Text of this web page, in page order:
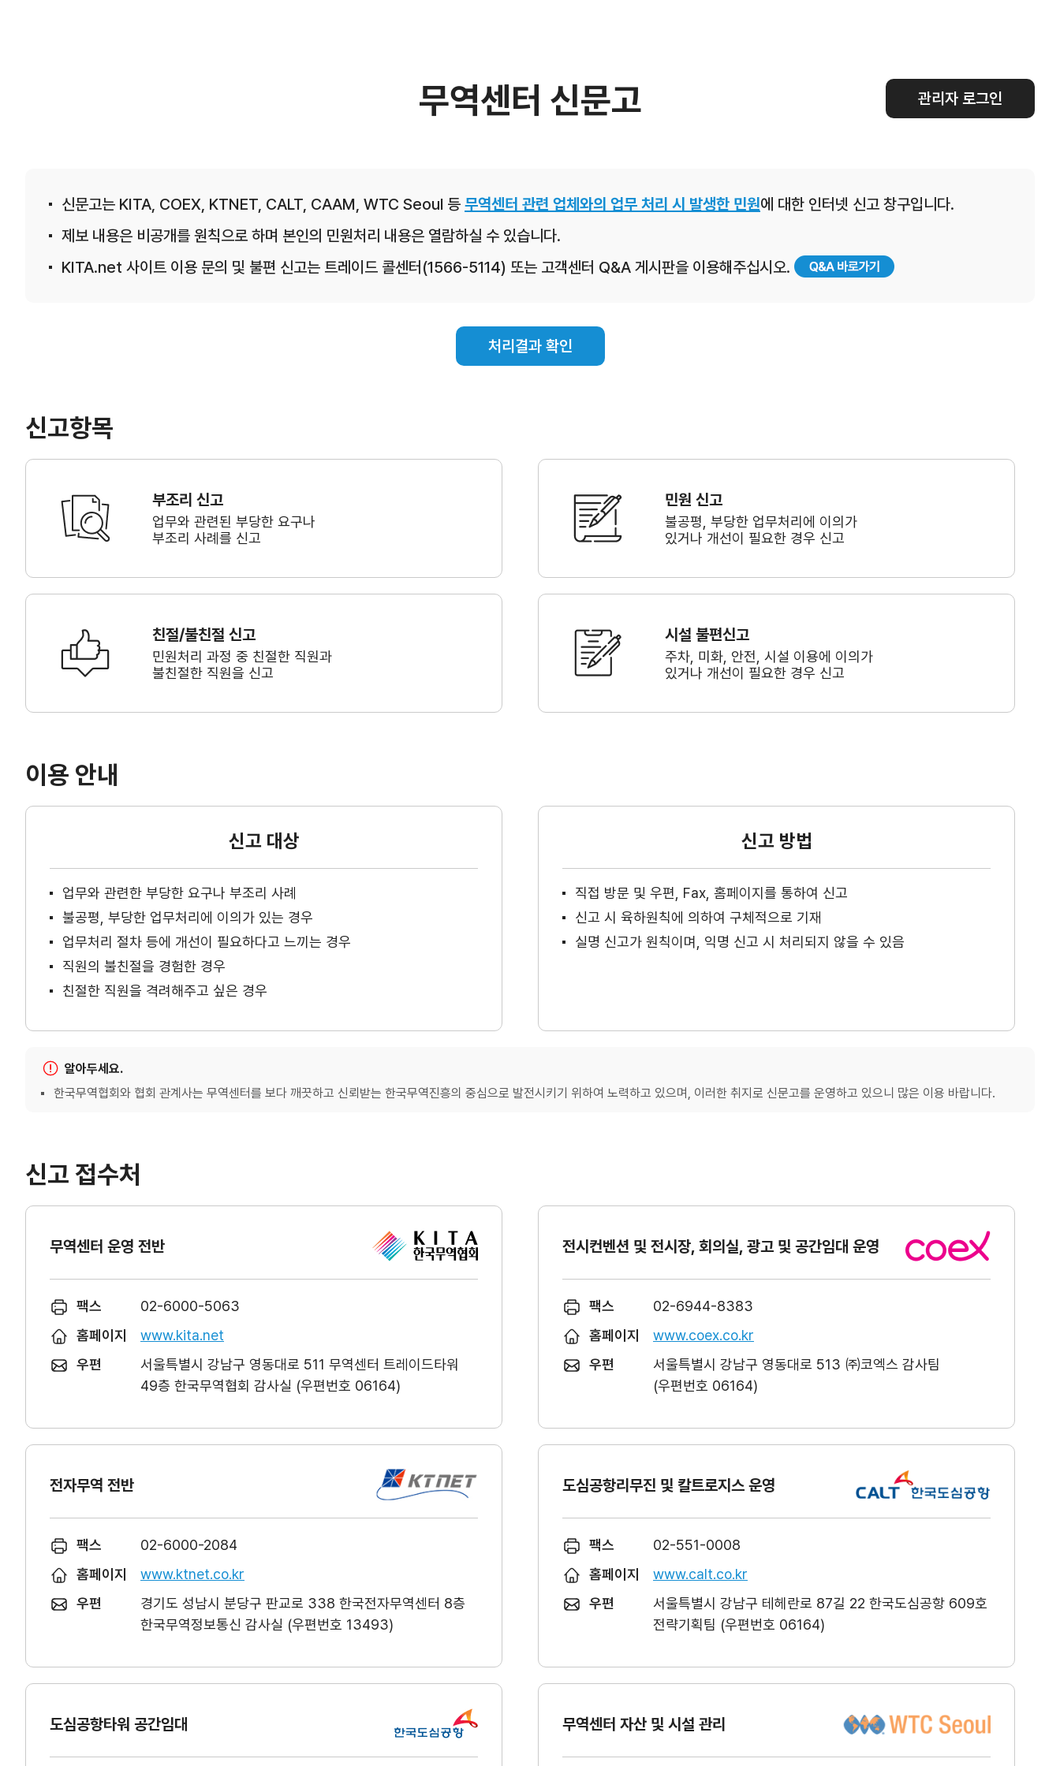
무역센터 신문고 관리자 로그인
신문고는 KITA, COEX, KTNET, CALT, CAAM, WTC Seoul 등 무역센터 관련 업체와의 업무 처리 시 발생한 민원에 대한 인터넷 신고 창구입니다.
제보 내용은 비공개를 원칙으로 하며 본인의 민원처리 내용은 열람하실 수 있습니다.
KITA.net 사이트 이용 문의 및 불편 신고는 트레이드 콜센터(1566-5114) 또는 고객센터 Q&A 게시판을 이용해주십시오.
처리결과 확인
신고항목
부조리 신고
업무와 관련된 부당한 요구나
부조리 사례를 신고
민원 신고
불공평, 부당한 업무처리에 이의가
있거나 개선이 필요한 경우 신고
친절/불친절 신고
민원처리 과정 중 친절한 직원과
불친절한 직원을 신고
시설 불편신고
주차, 미화, 안전, 시설 이용에 이의가
있거나 개선이 필요한 경우 신고
이용 안내
신고 대상
업무와 관련한 부당한 요구나 부조리 사례
불공평, 부당한 업무처리에 이의가 있는 경우
업무처리 절차 등에 개선이 필요하다고 느끼는 경우
직원의 불친절을 경험한 경우
친절한 직원을 격려해주고 싶은 경우
신고 방법
직접 방문 및 우편, Fax, 홈페이지를 통하여 신고
신고 시 육하원칙에 의하여 구체적으로 기재
실명 신고가 원칙이며, 익명 신고 시 처리되지 않을 수 있음
알아두세요.
한국무역협회와 협회 관계사는 무역센터를 보다 깨끗하고 신뢰받는 한국무역진흥의 중심으로 발전시키기 위하여 노력하고 있으며, 이러한 취지로 신문고를 운영하고 있으니 많은 이용 바랍니다.
신고 접수처
무역센터 운영 전반
팩스
02-6000-5063
홈페이지
www.kita.net
우편
서울특별시 강남구 영동대로 511 무역센터 트레이드타워
49층 한국무역협회 감사실 (우편번호 06164)
전시컨벤션 및 전시장, 회의실, 광고 및 공간임대 운영
팩스
02-6944-8383
홈페이지
www.coex.co.kr
우편
서울특별시 강남구 영동대로 513 ㈜코엑스 감사팀
(우편번호 06164)
전자무역 전반
팩스
02-6000-2084
홈페이지
www.ktnet.co.kr
우편
경기도 성남시 분당구 판교로 338 한국전자무역센터 8층
한국무역정보통신 감사실 (우편번호 13493)
도심공항리무진 및 칼트로지스 운영
팩스
02-551-0008
홈페이지
www.calt.co.kr
우편
서울특별시 강남구 테헤란로 87길 22 한국도심공항 609호
전략기획팀 (우편번호 06164)
도심공항타워 공간임대 무역센터 자산 및 시설 관리